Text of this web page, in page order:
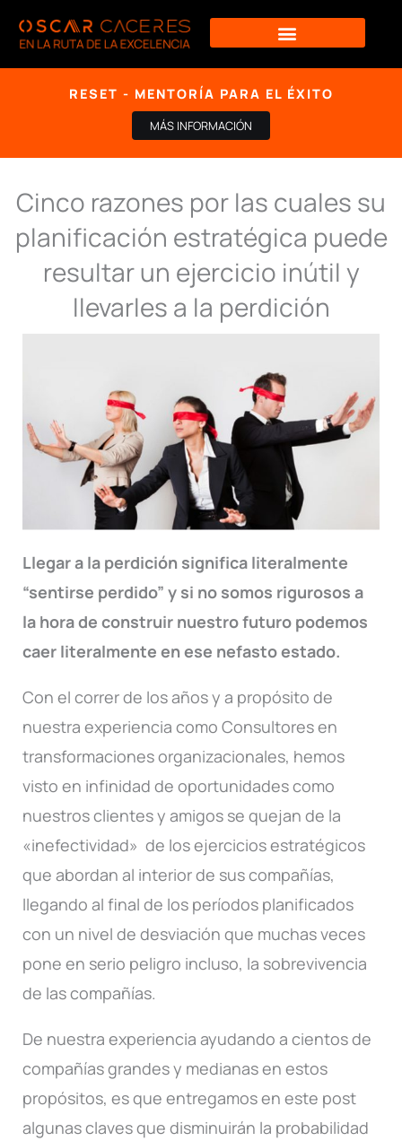
contenido
RESET - MENTORÍA PARA EL ÉXITO
MÁS INFORMACIÓN
Cinco razones por las cuales su
planificación estratégica puede
resultar un ejercicio inútil y
llevarles a la perdición
Llegar a la perdición significa literalmente
“sentirse perdido” y si no somos rigurosos a
la hora de construir nuestro futuro podemos
caer literalmente en ese nefasto estado.
Con el correr de los años y a propósito de
nuestra experiencia como Consultores en
transformaciones organizacionales, hemos
visto en infinidad de oportunidades como
nuestros clientes y amigos se quejan de la
«inefectividad» de los ejercicios estratégicos
que abordan al interior de sus compañías,
llegando al final de los períodos planificados
con un nivel de desviación que muchas veces
pone en serio peligro incluso, la sobrevivencia
de las compañías.
De nuestra experiencia ayudando a cientos de
compañías grandes y medianas en estos
propósitos, es que entregamos en este post
algunas claves que disminuirán la probabilidad